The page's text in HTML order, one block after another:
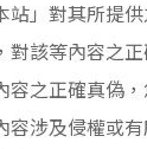
站」對其所提
對該等內容之
容之正確真偽
容涉及侵權或